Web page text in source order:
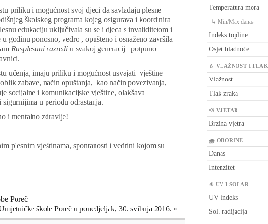
priliku i mogućnost svoj djeci da savladaju plesne
školskog programa kojeg osigurava i koordinira
edukaciju uključivala su se i djeca s invaliditetom i
godinu ponosno, vedro , opušteno i osnaženo završila
Rasplesani razredi u svakoj generaciji potpuno
učenja, imaju priliku i mogućnost usvajati vještine
zabave, način opuštanja, kao način povezivanja,
socijalne i komunikacijske vještine, olakšava
u periodu odrastanja.
i mentalno zdravlje!
plesnim vještinama, spontanosti i vedrini kojom su
Poreč
škole Poreč u ponedjeljak, 30. svibnja 2016. »
Temperatura mora
↳ Min/Max danas
Indeks topline
Osjet hladnoće
💧 VLAŽNOST I TLAK
Vlažnost
Tlak zraka
💨 VJETAR
Brzina vjetra
🌧 OBORINE
Danas
Intenzitet
☀ UV I SOLAR
UV indeks
Sol. radijacija